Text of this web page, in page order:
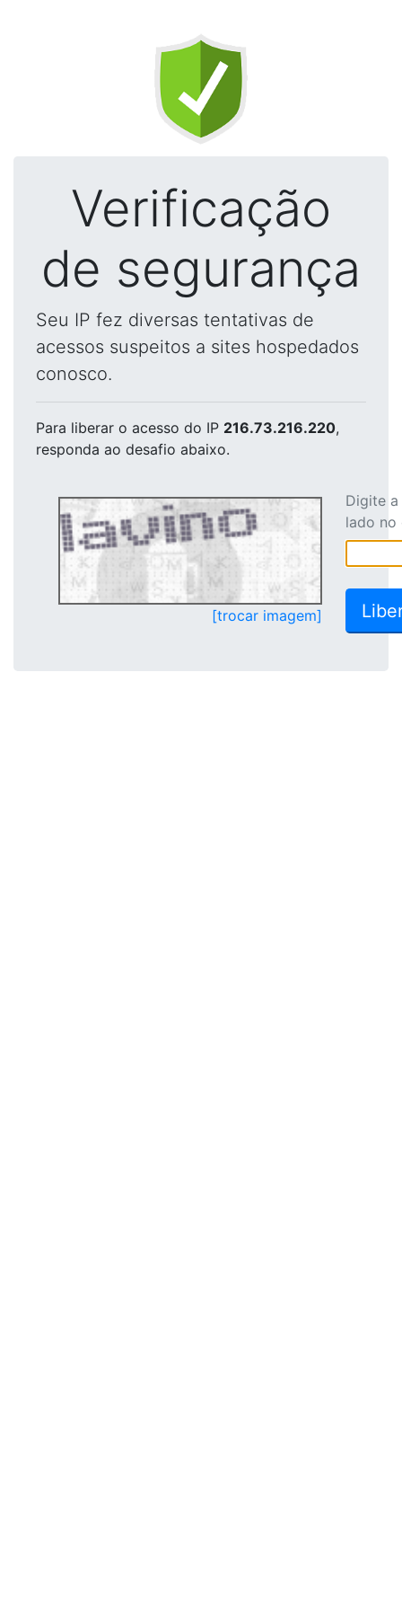
Verificação
de segurança
Seu IP fez diversas tentativas de
acessos suspeitos a sites hospedados
conosco.
Para liberar o acesso do IP 216.73.216.220,
responda ao desafio abaixo.
[trocar imagem]
Digite
lado no